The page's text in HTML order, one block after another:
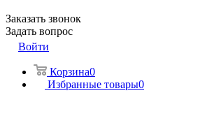
Заказать звонок
Задать вопрос
Войти
Корзина0
Избранные товары0